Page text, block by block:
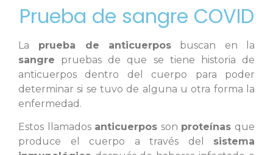
Prueba de sangre COVID
La prueba de anticuerpos buscan en la
sangre pruebas de que se tiene historia de
anticuerpos dentro del cuerpo para poder
determinar si se tuvo de alguna u otra forma la
enfermedad.
Estos llamados anticuerpos son proteínas que
produce el cuerpo a través del sistema